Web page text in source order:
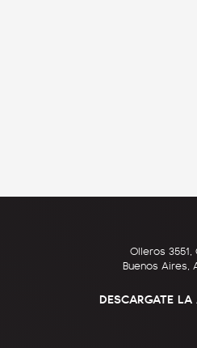
Olleros 3551,
Buenos Aires,
DESCARGATE